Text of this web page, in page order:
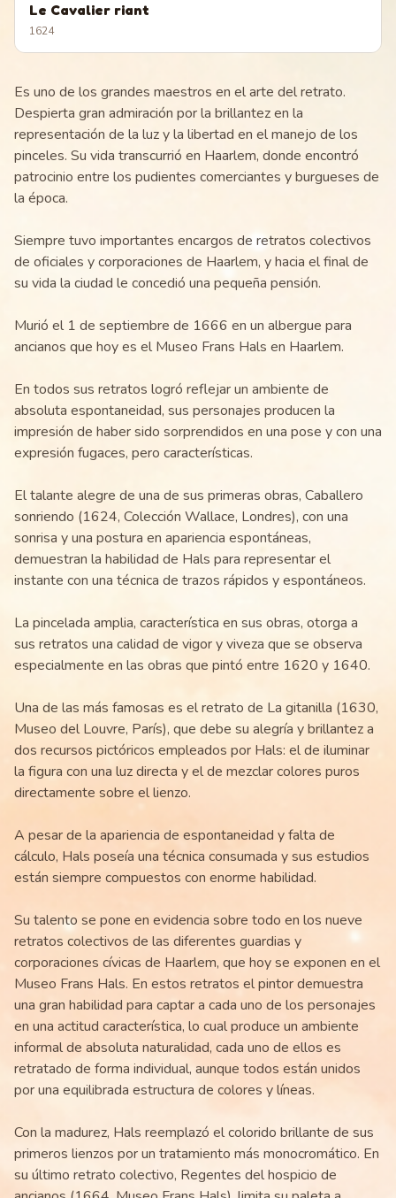
Le Cavalier riant
1624
Es uno de los grandes maestros en el arte del retrato.
Despierta gran admiración por la brillantez en la
representación de la luz y la libertad en el manejo de los
pinceles. Su vida transcurrió en Haarlem, donde encontró
patrocinio entre los pudientes comerciantes y burgueses de
la época.
Siempre tuvo importantes encargos de retratos colectivos
de oficiales y corporaciones de Haarlem, y hacia el final de
su vida la ciudad le concedió una pequeña pensión.
Murió el 1 de septiembre de 1666 en un albergue para
ancianos que hoy es el Museo Frans Hals en Haarlem.
En todos sus retratos logró reflejar un ambiente de
absoluta espontaneidad, sus personajes producen la
impresión de haber sido sorprendidos en una pose y con una
expresión fugaces, pero características.
El talante alegre de una de sus primeras obras, Caballero
sonriendo (1624, Colección Wallace, Londres), con una
sonrisa y una postura en apariencia espontáneas,
demuestran la habilidad de Hals para representar el
instante con una técnica de trazos rápidos y espontáneos.
La pincelada amplia, característica en sus obras, otorga a
sus retratos una calidad de vigor y viveza que se observa
especialmente en las obras que pintó entre 1620 y 1640.
Una de las más famosas es el retrato de La gitanilla (1630,
Museo del Louvre, París), que debe su alegría y brillantez a
dos recursos pictóricos empleados por Hals: el de iluminar
la figura con una luz directa y el de mezclar colores puros
directamente sobre el lienzo.
A pesar de la apariencia de espontaneidad y falta de
cálculo, Hals poseía una técnica consumada y sus estudios
están siempre compuestos con enorme habilidad.
Su talento se pone en evidencia sobre todo en los nueve
retratos colectivos de las diferentes guardias y
corporaciones cívicas de Haarlem, que hoy se exponen en el
Museo Frans Hals. En estos retratos el pintor demuestra
una gran habilidad para captar a cada uno de los personajes
en una actitud característica, lo cual produce un ambiente
informal de absoluta naturalidad, cada uno de ellos es
retratado de forma individual, aunque todos están unidos
por una equilibrada estructura de colores y líneas.
Con la madurez, Hals reemplazó el colorido brillante de sus
primeros lienzos por un tratamiento más monocromático. En
su último retrato colectivo, Regentes del hospicio de